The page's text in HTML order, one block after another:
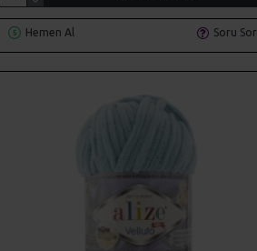
Hemen Al Soru Sor